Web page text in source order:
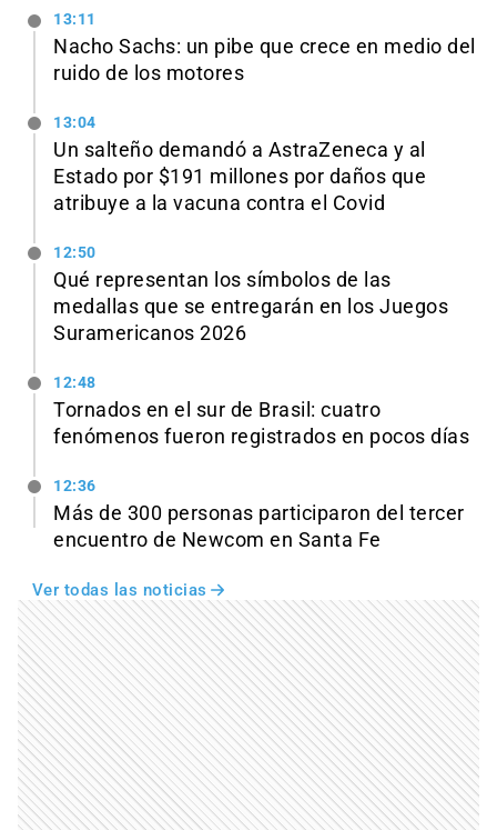
13:11
Nacho Sachs: un pibe que crece en medio del
ruido de los motores
13:04
Un salteño demandó a AstraZeneca y al
Estado por $191 millones por daños que
atribuye a la vacuna contra el Covid
12:50
Qué representan los símbolos de las
medallas que se entregarán en los Juegos
Suramericanos 2026
12:48
Tornados en el sur de Brasil: cuatro
fenómenos fueron registrados en pocos días
12:36
Más de 300 personas participaron del tercer
encuentro de Newcom en Santa Fe
Ver todas las noticias